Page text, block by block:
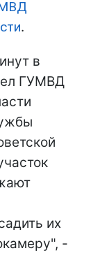
.
в
ГУМВД
их
-